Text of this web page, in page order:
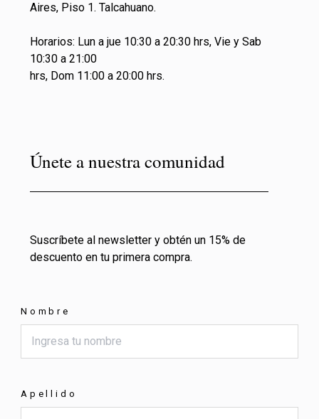
Aires, Piso 1. Talcahuano.
Horarios: Lun a jue 10:30 a 20:30 hrs, Vie y Sab
10:30 a 21:00
hrs, Dom 11:00 a 20:00 hrs.
Únete a nuestra comunidad
Suscríbete al newsletter y obtén un 15% de
descuento en tu primera compra.
Nombre
Apellido